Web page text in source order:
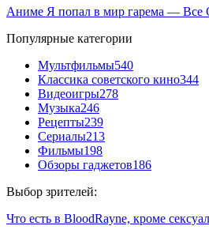
Аниме Я попал в мир гарема —
Популярные категории
Мультфильмы540
Классика советского кино344
Видеоигры278
Музыка246
Рецепты239
Сериалы213
Фильмы198
Обзоры гаджетов186
Выбор зрителей:
Что есть в BloodRayne, кроме